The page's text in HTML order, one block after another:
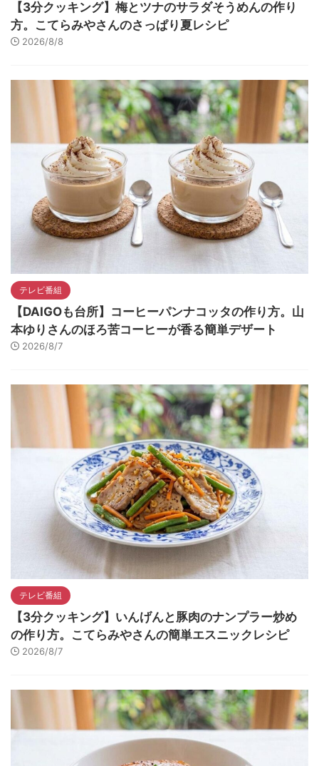
【3分クッキング】梅とツナのサラダそうめんの作り
方。こてらみやさんのさっぱり夏レシピ
2026/8/8
テレビ番組
【DAIGOも台所】コーヒーパンナコッタの作り方。山
本ゆりさんのほろ苦コーヒーが香る簡単デザート
2026/8/7
テレビ番組
【3分クッキング】いんげんと豚肉のナンプラー炒め
の作り方。こてらみやさんの簡単エスニックレシピ
2026/8/7